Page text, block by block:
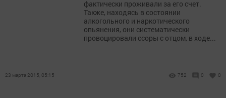
фактически проживали за его счет.
Также, находясь в состоянии
алкогольного и наркотического
опьянения, они систематически
провоцировали ссоры с отцом, в ходе...
23 марта 2015, 05:15 752 0 0